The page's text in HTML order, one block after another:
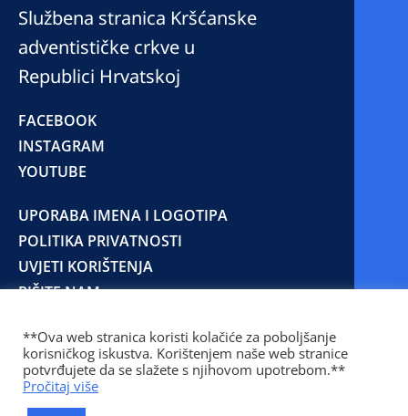
Službena stranica Kršćanske
adventističke crkve u
Republici Hrvatskoj
FACEBOOK
INSTAGRAM
YOUTUBE
UPORABA IMENA I LOGOTIPA
POLITIKA PRIVATNOSTI
UVJETI KORIŠTENJA
PIŠITE NAM
© 2025 Copyright © 2023 Kršćanska adventistička
crkva u Republici Hrvatskoj
Prilaz Gjure Deželića 77 Zagreb 10000 Hrvatska 01
**Ova web stranica koristi kolačiće za poboljšanje
korisničkog iskustva. Korištenjem naše web stranice
potvrđujete da se slažete s njihovom upotrebom.**
Pročitaj više